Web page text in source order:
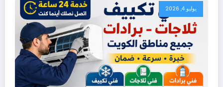
يوليو 4, 2026